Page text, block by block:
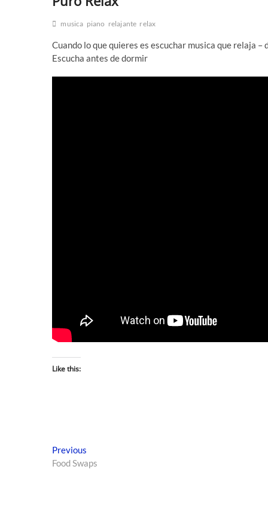
musica piano relajante relax
Cuando lo que quieres es escuchar musica que relaja –
Escucha antes de dormir
Like this:
Previous
Food Swaps